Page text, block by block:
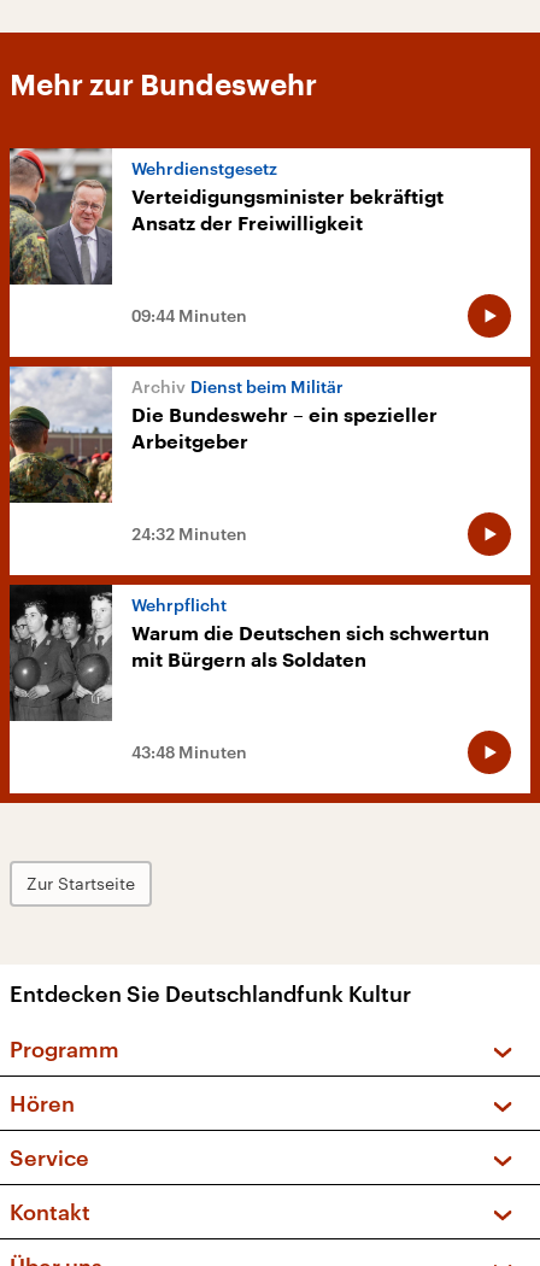
Mehr zur Bundeswehr
Wehrdienstgesetz
Verteidigungsminister bekräftigt
Ansatz der Freiwilligkeit
09:44 Minuten
Dienst beim Militär
Die Bundeswehr – ein spezieller
Arbeitgeber
24:32 Minuten
Wehrpflicht
Warum die Deutschen sich schwertun
mit Bürgern als Soldaten
43:48 Minuten
Zur Startseite
Entdecken Sie Deutschlandfunk Kultur
Programm
Sendungen und Podcasts
Musikliste
Kakadu – Das Kinderprogramm
Hören
Frequenzen (UKW + DAB+)
Service
FAQ
Apps
Kontakt